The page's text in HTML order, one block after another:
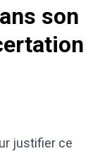
son
justifier ce